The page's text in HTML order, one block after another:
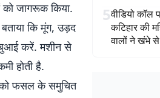
को जागरूक किया.
कि मूंग, उड़द
बुआई करें. मशीन से
होती है.
को फसल के समुचित
5वीडियो
कटिहार की
वालों ने खंभे से